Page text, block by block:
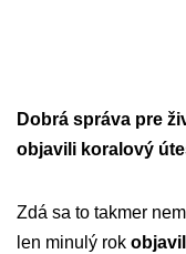
Dobrá správa pre
objavili koralový
Zdá sa to takmer
len minulý rok